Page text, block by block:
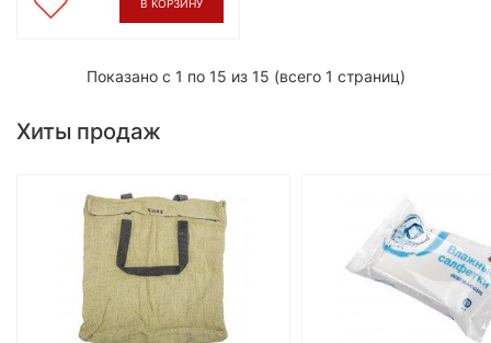
В КОРЗИНУ
Показано с 1 по 15 из 15 (всего 1 страниц)
Хиты продаж